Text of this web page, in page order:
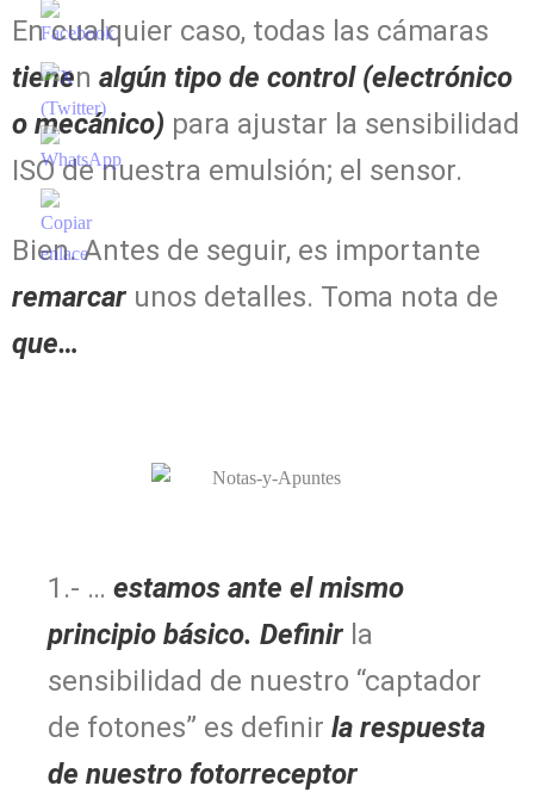
En cualquier caso, todas las cámaras
tienen algún tipo de control (electrónico
o mecánico) para ajustar la sensibilidad
ISO de nuestra emulsión; el sensor.
Bien. Antes de seguir, es importante
remarcar unos detalles. Toma nota de
que…
1.- … estamos ante el mismo
principio básico. Definir la
sensibilidad de nuestro “captador
de fotones” es definir la respuesta
de nuestro fotorreceptor